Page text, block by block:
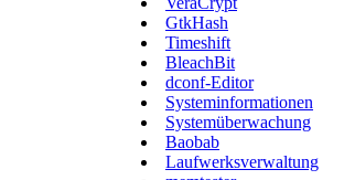
GtkHash
Timeshift
BleachBit
dconf-Editor
Systeminformationen
Systemüberwachung
Baobab
Laufwerksverwaltung